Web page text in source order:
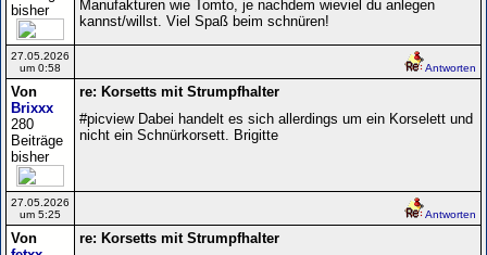
bisher
Manufakturen wie Tomto, je nachdem wieviel du anlegen
kannst/willst. Viel Spaß beim schnüren!
27.05.2026
um 0:58
Antworten
Von
Brixxx
280
Beiträge
bisher
re: Korsetts mit Strumpfhalter
#picview Dabei handelt es sich allerdings um ein Korselett und
nicht ein Schnürkorsett. Brigitte
27.05.2026
um 5:25
Antworten
Von
re: Korsetts mit Strumpfhalter